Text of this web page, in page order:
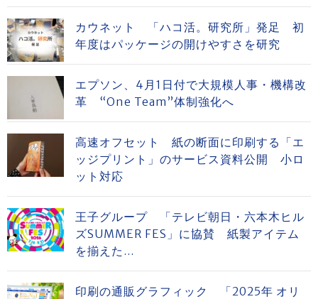
カウネット 「ハコ活。研究所」発足 初
年度はパッケージの開けやすさを研究
エプソン、4月1日付で大規模人事・機構改
革 “One Team”体制強化へ
高速オフセット 紙の断面に印刷する「エ
ッジプリント」のサービス資料公開 小ロ
ット対応
王子グループ 「テレビ朝日・六本木ヒル
ズSUMMER FES」に協賛 紙製アイテム
を揃えた...
印刷の通販グラフィック 「2025年 オリ